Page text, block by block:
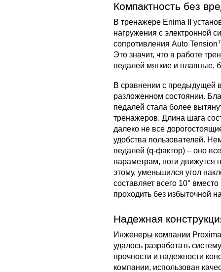
Компактность без
В тренажере Enima II
нагружения с электронной
сопротивления Auto
Это значит, что в работе
педалей мягкие и плавные,
В сравнении с предыдущей
разложенном состоянии.
педалей стала более
тренажеров. Длина шага
далеко не все
удобства пользователей.
педалей (q-фактор) – оно
параметрам, ноги движутся
этому, уменьшился угол
составляет всего 10°
проходить без избыточной
Надежная
Инженеры компании
удалось разработать
прочности и надежности
компании, использован